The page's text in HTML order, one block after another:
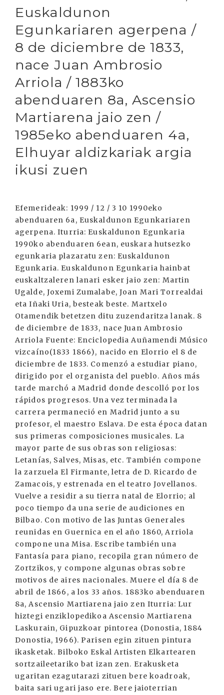
Euskaldunon
Egunkariaren agerpena /
8 de diciembre de 1833,
nace Juan Ambrosio
Arriola / 1883ko
abenduaren 8a, Ascensio
Martiarena jaio zen /
1985eko abenduaren 4a,
Elhuyar aldizkariak argia
ikusi zuen
Efemerideak: 1999 / 12 / 3 10 1990eko
abenduaren 6a, Euskaldunon Egunkariaren
agerpena. Iturria: Euskaldunon Egunkaria
1990ko abenduaren 6ean, euskara hutsezko
egunkaria plazaratu zen: Euskaldunon
Egunkaria. Euskaldunon Egunkaria hainbat
euskaltzaleren lanari esker jaio zen: Martin
Ugalde, Joxemi Zumalabe, Joan Mari Torrealdai
eta Iñaki Uria, besteak beste. Martxelo
Otamendik betetzen ditu zuzendaritza lanak. 8
de diciembre de 1833, nace Juan Ambrosio
Arriola Fuente: Enciclopedia Auñamendi Músico
vizcaíno(1833 1866), nacido en Elorrio el 8 de
diciembre de 1833. Comenzó a estudiar piano,
dirigido por el organista del pueblo. Años más
tarde marchó a Madrid donde descolló por los
rápidos progresos. Una vez terminada la
carrera permaneció en Madrid junto a su
profesor, el maestro Eslava. De esta época datan
sus primeras composiciones musicales. La
mayor parte de sus obras son religiosas:
Letanías, Salves, Misas, etc. También compone
la zarzuela El Firmante, letra de D. Ricardo de
Zamacois, y estrenada en el teatro Jovellanos.
Vuelve a residir a su tierra natal de Elorrio; al
poco tiempo da una serie de audiciones en
Bilbao. Con motivo de las Juntas Generales
reunidas en Guernica en el año 1860, Arriola
compone una Misa. Escribe también una
Fantasía para piano, recopila gran número de
Zortzikos, y compone algunas obras sobre
motivos de aires nacionales. Muere el día 8 de
abril de 1866, a los 33 años. 1883ko abenduaren
8a, Ascensio Martiarena jaio zen Iturria: Lur
hiztegi enziklopedikoa Ascensio Martiarena
Laskurain, Gipuzkoar pintorea (Donostia, 1884
Donostia, 1966). Parisen egin zituen pintura
ikasketak. Bilboko Eskal Artisten Elkartearen
sortzaileetariko bat izan zen. Erakusketa
ugaritan ezagutarazi zituen bere koadroak,
baita sari ugari jaso ere. Bere jaioterrian